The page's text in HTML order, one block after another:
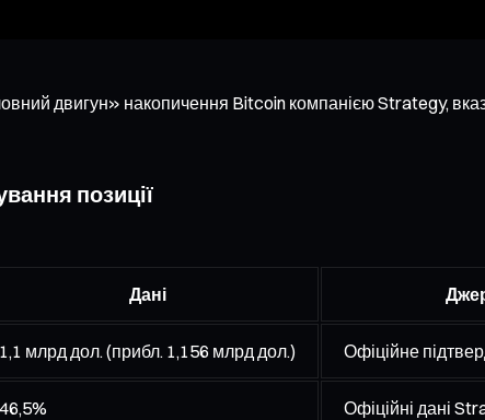
двигун» накопичення Bitcoin компанією Strategy,
позиції
Дані
1,1 млрд дол. (прибл. 1,156 млрд дол.) Офіційне
46,5% Офіційні дані